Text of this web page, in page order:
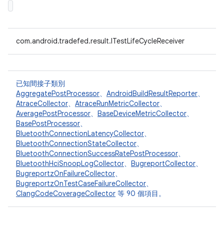
com.android.tradefed.result.ITestLifeCycleReceiver
已知間接子類別
AggregatePostProcessor、 AndroidBuildResultReporter、
AtraceCollector、 AtraceRunMetricCollector、
AveragePostProcessor、 BaseDeviceMetricCollector、
BasePostProcessor、
BluetoothConnectionLatencyCollector、
BluetoothConnectionStateCollector、
BluetoothConnectionSuccessRatePostProcessor、
BluetoothHciSnoopLogCollector、 BugreportCollector、
BugreportzOnFailureCollector、
BugreportzOnTestCaseFailureCollector、
ClangCodeCoverageCollector 等 90 個項目。